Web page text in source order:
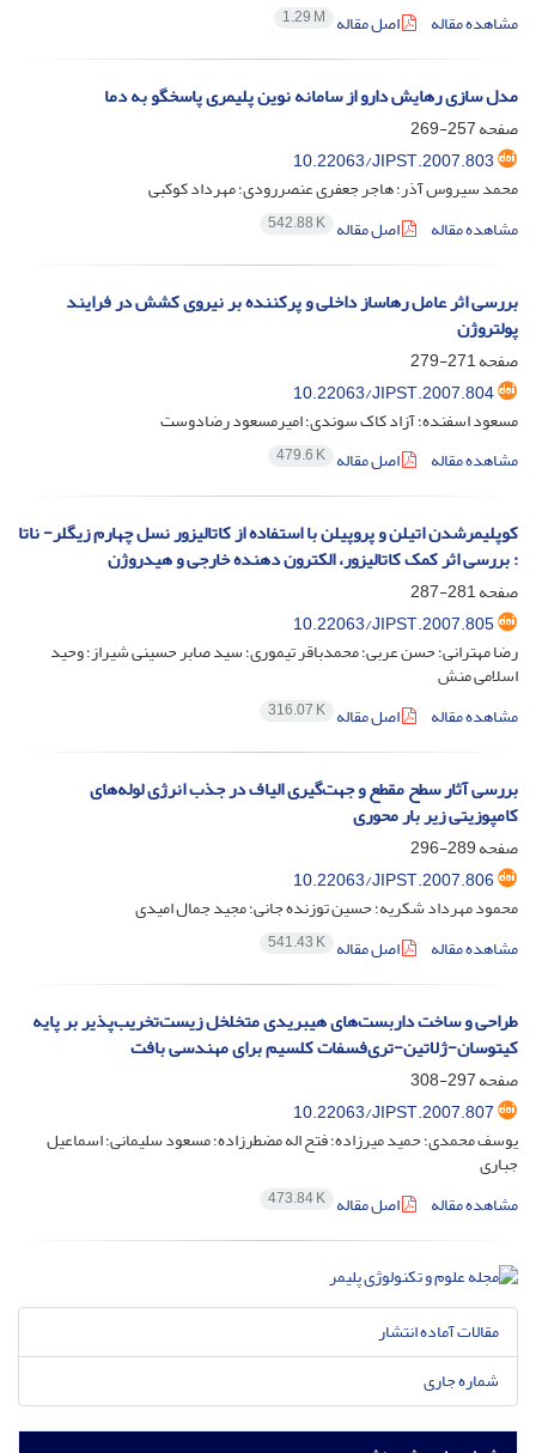
مشاهده مقاله
اصل مقاله 1.29 M
مدل سازی رهایش دارو از سامانه نوین پلیمری پاسخگو به دما
صفحه257-269
10.22063/JIPST.2007.803
محمد سیروس آذر؛ هاجر جعفری عنصررودی؛ مهرداد کوکبی
مشاهده مقاله
اصل مقاله 542.88 K
بررسی اثر عامل رهاساز داخلی و پرکننده بر نیروی کشش در فرایند
پولتروژن
صفحه271-279
10.22063/JIPST.2007.804
مسعود اسفنده؛ آزاد کاک سوندی؛ امیرمسعود رضادوست
مشاهده مقاله
اصل مقاله 479.6 K
کوپلیمرشدن اتیلن و پروپیلن با استفاده از کاتالیزور نسل چهارم زیگلر- ناتا
: بررسی اثر کمک کاتالیزور، الکترون دهنده خارجی و هیدروژن
صفحه281-287
10.22063/JIPST.2007.805
رضا مهترانی؛ حسن عربی؛ محمدباقر تیموری؛ سید صابر حسینی شیراز؛ وحید
اسلامی منش
مشاهده مقاله
اصل مقاله 316.07 K
بررسی آثار سطح مقطع و جهت‌گیری الیاف در جذب انرژی لوله‌های
کامپوزیتی زیر بار محوری
صفحه289-296
10.22063/JIPST.2007.806
محمود مهرداد شکریه؛ حسین توزنده جانی؛ مجید جمال امیدی
مشاهده مقاله
اصل مقاله 541.43 K
طراحی و ساخت داربست‌های هیبریدی متخلخل زیست‌تخریب‌پذیر بر پایه
کیتوسان-ژلاتین-تری‌فسفات کلسیم برای مهندسی بافت
صفحه297-308
10.22063/JIPST.2007.807
یوسف محمدی؛ حمید میرزاده؛ فتح اله مضطرزاده؛ مسعود سلیمانی؛ اسماعیل
جباری
مشاهده مقاله
اصل مقاله 473.84 K
مقالات آماده انتشار
شماره جاری